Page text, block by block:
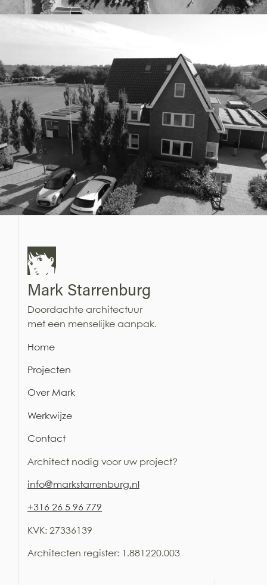
Mark Starrenburg
Doordachte architectuur
met een menselijke aanpak.
Home
Projecten
Over Mark
Werkwijze
Contact
Architect nodig voor uw project?
info@markstarrenburg.nl
+316 26 5 96 779
KVK: 27336139
Architecten register: 1.881220.003